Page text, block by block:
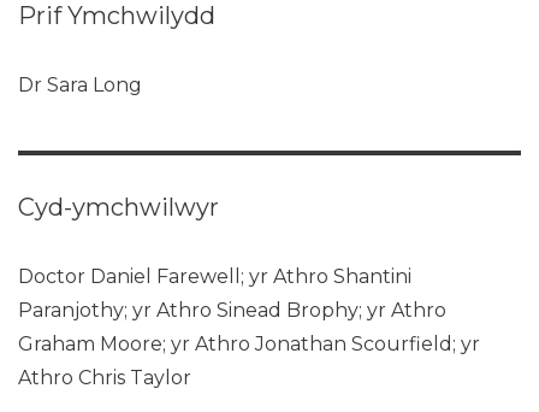
Prif Ymchwilydd
Dr Sara Long
Cyd-ymchwilwyr
Doctor Daniel Farewell; yr Athro Shantini
Paranjothy; yr Athro Sinead Brophy; yr Athro
Graham Moore; yr Athro Jonathan Scourfield; yr
Athro Chris Taylor